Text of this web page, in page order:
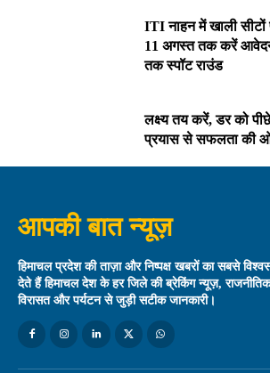
ITI नाहन में खाली सीटों
11 अगस्त तक करें
तक स्पॉट राउंड
लक्ष्य तय करें, डर को
प्रयास से सफलता की
आपकी बात न्यूज़
हिमाचल प्रदेश की ताज़ा और निष्पक्ष खबरों का सबसे
देते हैं हिमाचल देश के हर जिले की ब्रेकिंग न्यूज़,
विरासत और पर्यटन से जुड़ी सटीक जानकारी।